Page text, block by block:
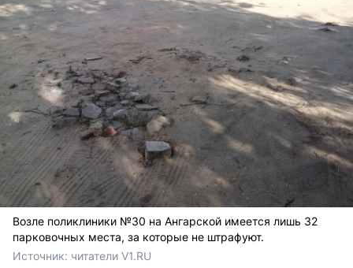
Возле поликлиники №30 на Ангарской имеется лишь 32
парковочных места, за которые не штрафуют.
Источник: читатели V1.RU